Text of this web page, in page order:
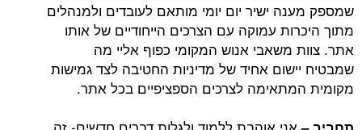
שמספק מענה ישיר יום יומי מותאם לעובדים ולמנהלים
מתוך היכרות עמוקה עם הצרכים הייחודיים של אותו
אתר. צוות משאבי אנוש המקומי כפוף אליי מה
שמבטיח יישום אחיד של מדיניות החטיבה לצד גמישות
מקומית המתאימה לצרכים הספציפיים בכל אתר.